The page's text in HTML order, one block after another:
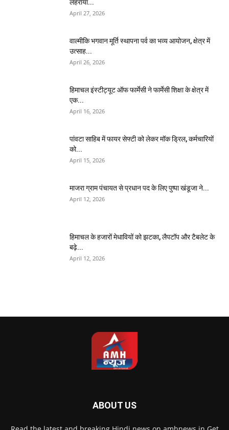
लहराया...
April 27, 2026
वाल्मीकि भगवान मूर्ति स्थापना पर्व का भव्य आयोजन, क्षेत्र में
उत्साह...
April 26, 2026
हिमाचल इंस्टीट्यूट ऑफ फार्मेसी ने फार्मेसी शिक्षा के क्षेत्र में
एक...
April 16, 2026
पांवटा साहिब में फायर सेफ्टी को लेकर मॉक ड्रिल, कर्मचारियों
को...
April 15, 2026
माजरा ग्राम पंचायत से प्रधान पद के लिए पुष्पा खंडूजा ने...
April 12, 2026
हिमाचल के हजारों मेधावियों को झटका, लैपटॉप और टैबलेट के
बढ़े...
April 12, 2026
ABOUT US